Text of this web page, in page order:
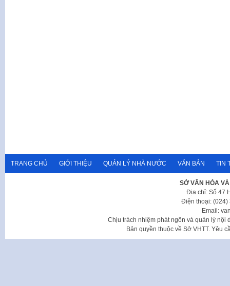
TRANG CHỦ GIỚI THIỆU QUẢN LÝ NHÀ NƯỚC VĂN BẢN TIN
SỞ VĂN HÓA
Địa chỉ: Số 47
Điện thoại: (024)
Email:
Chịu trách nhiệm phát ngôn và quản lý nội
Bản quyền thuộc về Sở VHTT. Yêu